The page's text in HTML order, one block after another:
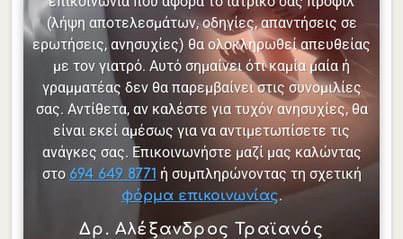
(λήψη αποτελεσμάτων, οδηγίες, απαντήσεις σε
ερωτήσεις, ανησυχίες) θα ολοκληρωθεί απευθείας
με τον γιατρό. Αυτό σημαίνει ότι καμία μαία ή
γραμματέας δεν θα παρεμβαίνει στις συνομιλίες
σας. Αντίθετα, αν καλέστε για τυχόν ανησυχίες, θα
είναι εκεί αμέσως για να αντιμετωπίσετε τις
ανάγκες σας. Επικοινωνήστε μαζί μας καλώντας
στο 694 649 8771 ή συμπληρώνοντας τη σχετική
φόρμα επικοινωνίας.
Δρ. Αλέξανδρος Τραϊανός